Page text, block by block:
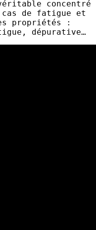
concentré
cas de fatigue et
propriétés :
dépurative…